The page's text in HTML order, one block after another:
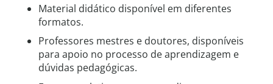
Material didático disponível em diferentes
formatos.
Professores mestres e doutores, disponíveis
para apoio no processo de aprendizagem e
dúvidas pedagógicas.